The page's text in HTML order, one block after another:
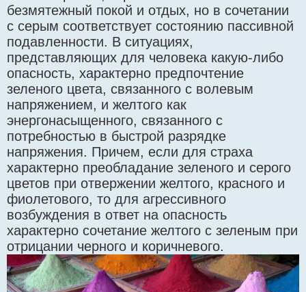
безмятежный покой и отдых, но в сочетании
с серым соответствует состоянию пассивной
подавленности. В ситуациях,
представляющих для человека какую-либо
опасность, характерно предпочтение
зеленого цвета, связанного с волевым
напряжением, и желтого как
энергонасыщенного, связанного с
потребностью в быстрой разрядке
напряжения. Причем, если для страха
характерно преобладание зеленого и серого
цветов при отвержении желтого, красного и
фиолетового, то для агрессивного
возбуждения в ответ на опасность
характерно сочетание желтого с зеленым при
отрицании черного и коричневого.